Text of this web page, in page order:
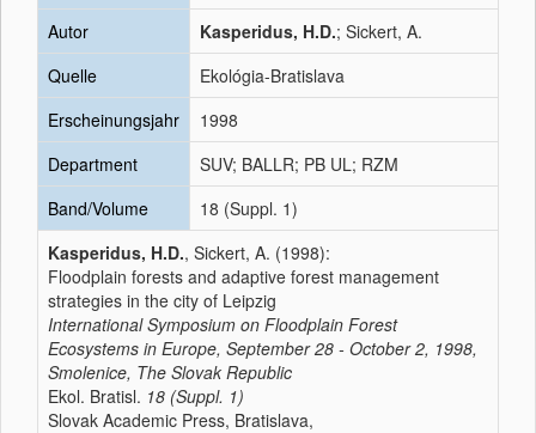
Autor
Kasperidus, H.D.; Sickert, A.
Quelle
Ekológia-Bratislava
Erscheinungsjahr
1998
Department
SUV; BALLR; PB UL; RZM
Band/Volume
18 (Suppl. 1)
Kasperidus, H.D., Sickert, A. (1998):
Floodplain forests and adaptive forest management
strategies in the city of Leipzig
International Symposium on Floodplain Forest
Ecosystems in Europe, September 28 - October 2, 1998,
Smolenice, The Slovak Republic
Ekol. Bratisl. 18 (Suppl. 1)
Slovak Academic Press, Bratislava,